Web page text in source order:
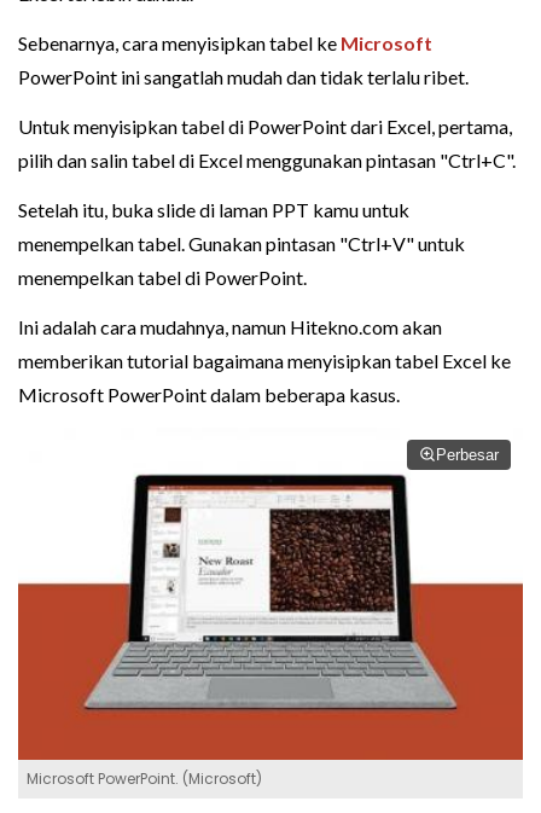
Sebenarnya, cara menyisipkan tabel ke Microsoft
PowerPoint ini sangatlah mudah dan tidak terlalu ribet.
Untuk menyisipkan tabel di PowerPoint dari Excel, pertama,
pilih dan salin tabel di Excel menggunakan pintasan "Ctrl+C".
Setelah itu, buka slide di laman PPT kamu untuk
menempelkan tabel. Gunakan pintasan "Ctrl+V" untuk
menempelkan tabel di PowerPoint.
Ini adalah cara mudahnya, namun Hitekno.com akan
memberikan tutorial bagaimana menyisipkan tabel Excel ke
Microsoft PowerPoint dalam beberapa kasus.
Perbesar
Microsoft PowerPoint. (Microsoft)